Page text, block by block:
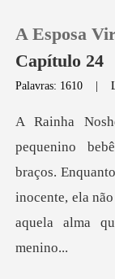
Loja
A Esposa
Capítulo 24
Palavras: 1610 |
braços.
inocente, ela